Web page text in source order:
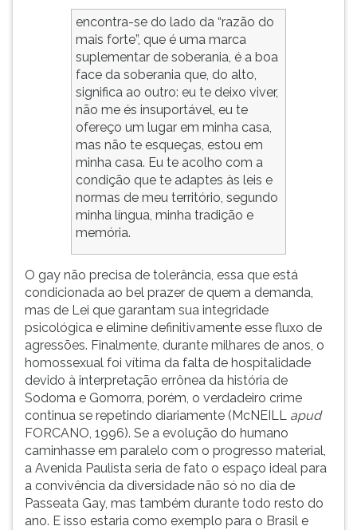
encontra-se do lado da “razão do
mais forte”, que é uma marca
suplementar de soberania, é a boa
face da soberania que, do alto,
significa ao outro: eu te deixo viver,
não me és insuportável, eu te
ofereço um lugar em minha casa,
mas não te esqueças, estou em
minha casa. Eu te acolho com a
condição que te adaptes às leis e
normas de meu território, segundo
minha língua, minha tradição e
memória.
O gay não precisa de tolerância, essa que está
condicionada ao bel prazer de quem a demanda,
mas de Lei que garantam sua integridade
psicológica e elimine definitivamente esse fluxo de
agressões. Finalmente, durante milhares de anos, o
homossexual foi vítima da falta de hospitalidade
devido à interpretação errônea da história de
Sodoma e Gomorra, porém, o verdadeiro crime
continua se repetindo diariamente (McNEILL apud
FORCANO, 1996). Se a evolução do humano
caminhasse em paralelo com o progresso material,
a Avenida Paulista seria de fato o espaço ideal para
a convivência da diversidade não só no dia de
Passeata Gay, mas também durante todo resto do
ano. E isso estaria como exemplo para o Brasil e